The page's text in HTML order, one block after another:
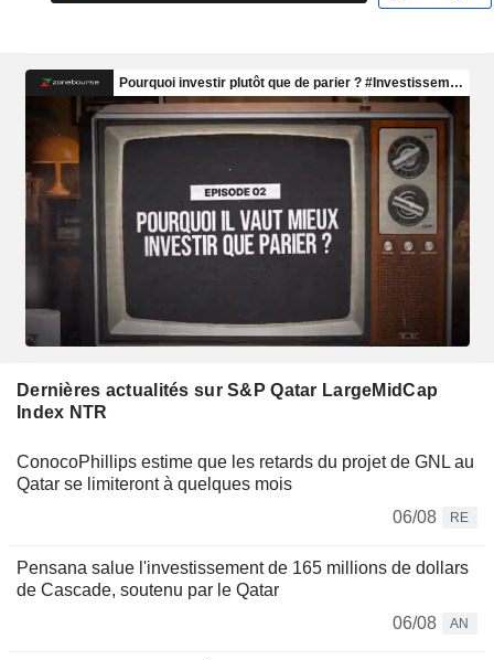
Dernières actualités sur S&P Qatar LargeMidCap
Index NTR
ConocoPhillips estime que les retards du projet de GNL au
Qatar se limiteront à quelques mois
06/08
RE
Pensana salue l'investissement de 165 millions de dollars
de Cascade, soutenu par le Qatar
06/08
AN